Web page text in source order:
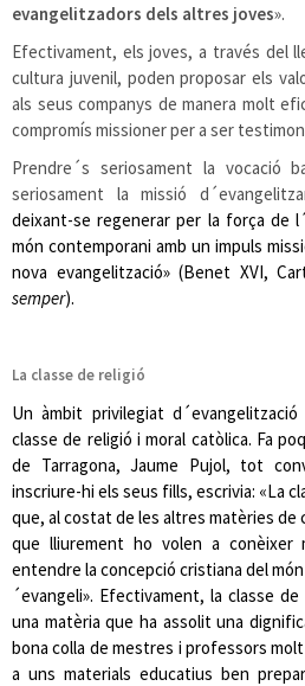
evangelitzadors dels altres joves».
Efectivament, els joves, a través del
cultura juvenil, poden proposar els
als seus companys de manera molt
compromís missioner per a ser
Prendre´s seriosament la vocació
seriosament la missió
deixant-se regenerar per la força de
món contemporani amb un impuls
nova evangelització» (Benet XVI,
semper).
La classe de religió
Un àmbit privilegiat
classe de religió i moral catòlica. Fa
de Tarragona, Jaume Pujol, tot
inscriure-hi els seus fills, escrivia: «La
que, al costat de les altres matèries de
que lliurement ho volen a conèixer
entendre la concepció cristiana del
´evangeli». Efectivament, la classe
una matèria que ha assolit una
bona colla de mestres i professors
a uns materials educatius ben